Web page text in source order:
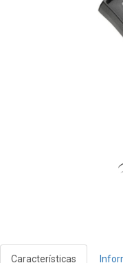
Características